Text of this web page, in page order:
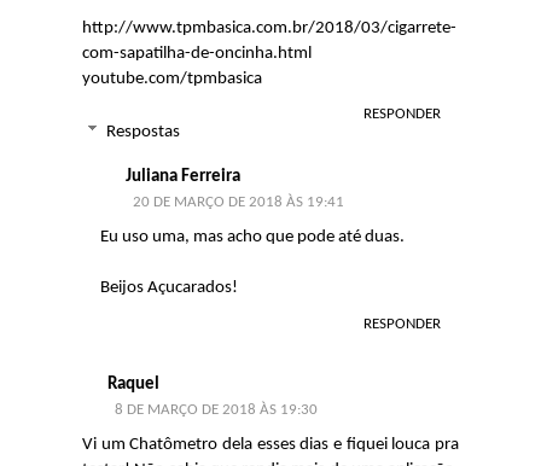
http://www.tpmbasica.com.br/2018/03/cigarrete-
com-sapatilha-de-oncinha.html
youtube.com/tpmbasica
RESPONDER
Respostas
Juliana Ferreira
20 DE MARÇO DE 2018 ÀS 19:41
Eu uso uma, mas acho que pode até duas.
Beijos Açucarados!
RESPONDER
Raquel
8 DE MARÇO DE 2018 ÀS 19:30
Vi um Chatômetro dela esses dias e fiquei louca pra